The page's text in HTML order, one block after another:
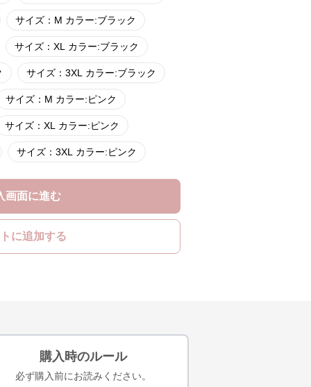
サイズ：M カラー:ブラック
サイズ：XL カラー:ブラック
サイズ：3XL カラー:ブラック
サイズ：M カラー:ピンク
サイズ：XL カラー:ピンク
サイズ：3XL カラー:ピンク
画面に進む
に追加する
購入時のルール
必ず購入前にお読みください。